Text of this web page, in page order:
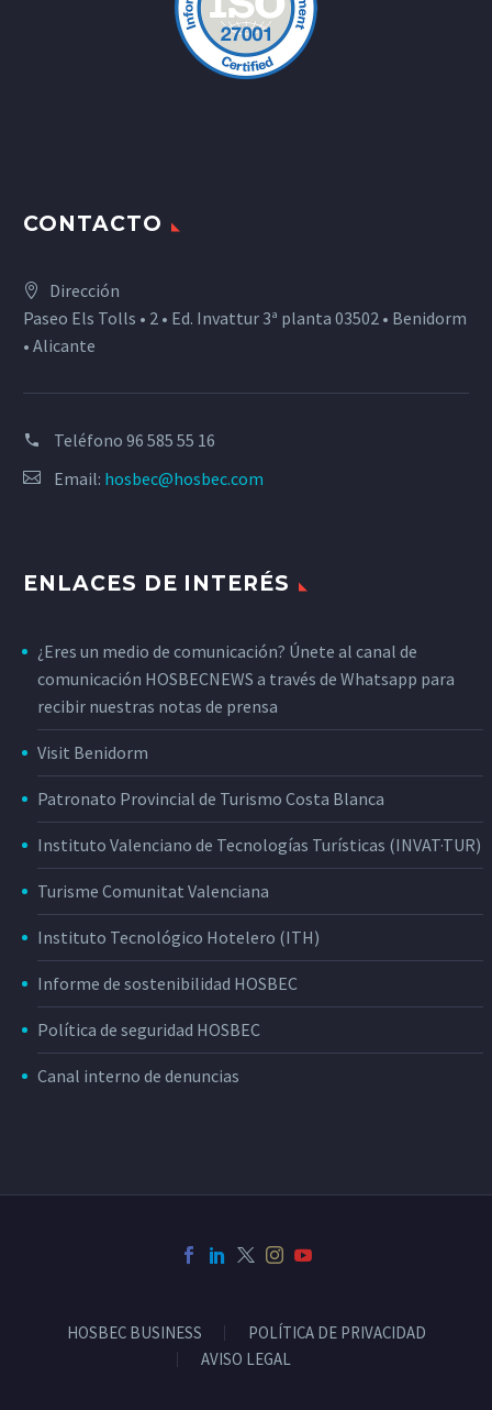
CONTACTO
Dirección
Paseo Els Tolls • 2 • Ed. Invattur 3ª planta 03502 • Benidorm
• Alicante
Teléfono 96 585 55 16
Email: hosbec@hosbec.com
ENLACES DE INTERÉS
¿Eres un medio de comunicación? Únete al canal de
comunicación HOSBECNEWS a través de Whatsapp para
recibir nuestras notas de prensa
Visit Benidorm
Patronato Provincial de Turismo Costa Blanca
Instituto Valenciano de Tecnologías Turísticas (INVAT·TUR)
Turisme Comunitat Valenciana
Instituto Tecnológico Hotelero (ITH)
Informe de sostenibilidad HOSBEC
Política de seguridad HOSBEC
Canal interno de denuncias
HOSBEC BUSINESS
POLÍTICA DE PRIVACIDAD
AVISO LEGAL